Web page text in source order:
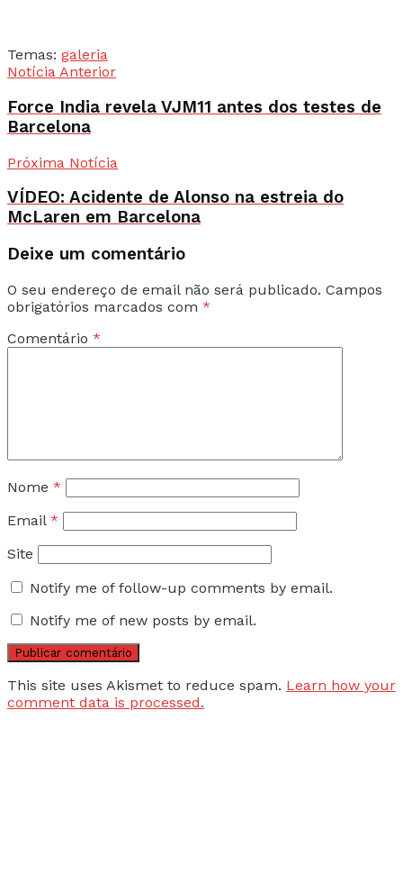
Temas: galeria
Notícia Anterior
Force India revela VJM11 antes dos testes de
Barcelona
Próxima Notícia
VÍDEO: Acidente de Alonso na estreia do
McLaren em Barcelona
Deixe um comentário
O seu endereço de email não será publicado. Campos
obrigatórios marcados com *
Comentário *
Nome *
Email *
Site
Notify me of follow-up comments by email.
Notify me of new posts by email.
This site uses Akismet to reduce spam. Learn how your
comment data is processed.